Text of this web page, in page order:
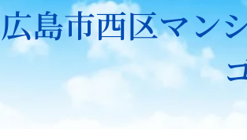
広島市西区マン